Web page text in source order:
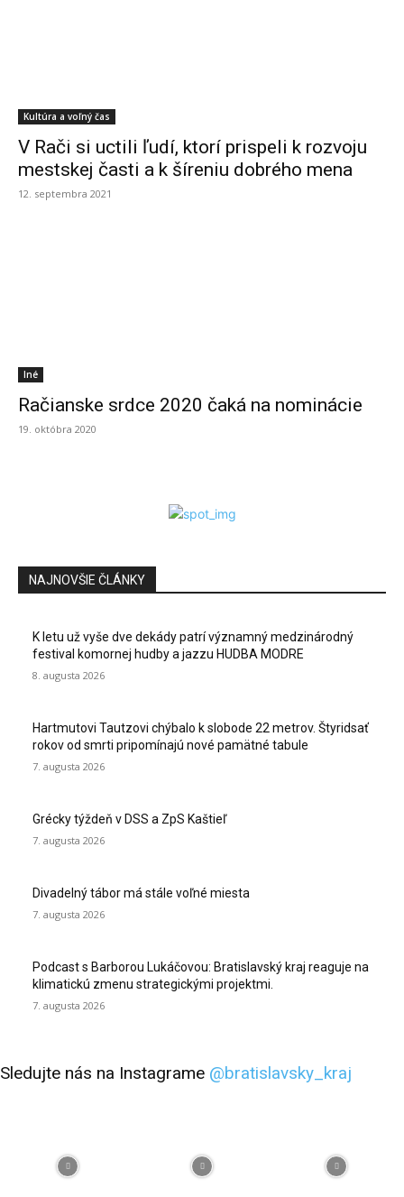
Kultúra a voľný čas
V Rači si uctili ľudí, ktorí prispeli k rozvoju
mestskej časti a k šíreniu dobrého mena
12. septembra 2021
Iné
Račianske srdce 2020 čaká na nominácie
19. októbra 2020
NAJNOVŠIE ČLÁNKY
K letu už vyše dve dekády patrí významný medzinárodný
festival komornej hudby a jazzu HUDBA MODRE
8. augusta 2026
Hartmutovi Tautzovi chýbalo k slobode 22 metrov. Štyridsať
rokov od smrti pripomínajú nové pamätné tabule
7. augusta 2026
Grécky týždeň v DSS a ZpS Kaštieľ
7. augusta 2026
Divadelný tábor má stále voľné miesta
7. augusta 2026
Podcast s Barborou Lukáčovou: Bratislavský kraj reaguje na
klimatickú zmenu strategickými projektmi.
7. augusta 2026
Sledujte nás na Instagrame @bratislavsky_kraj